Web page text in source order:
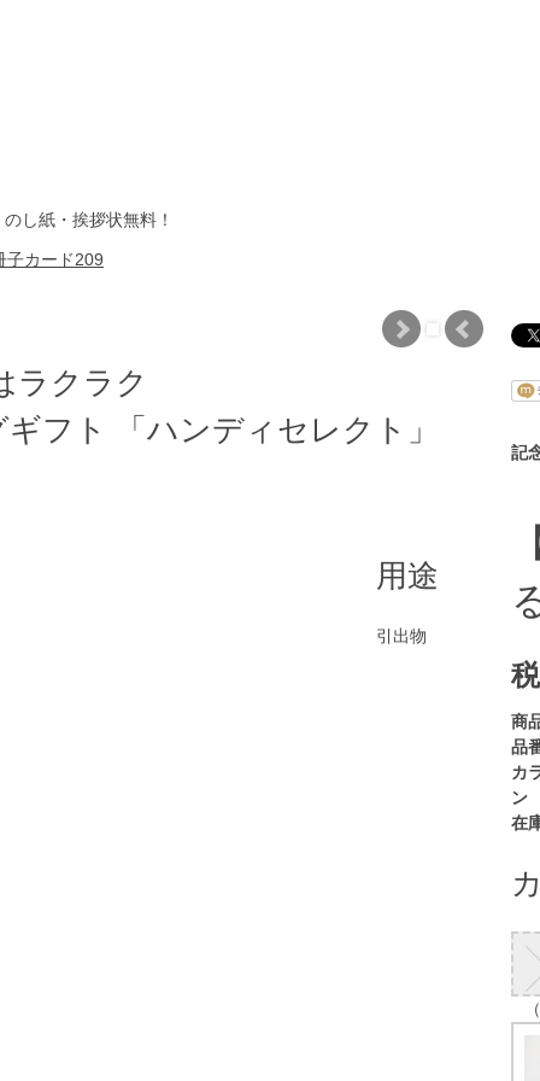
し紙・挨拶状無料！
子カード209
ラクラク
フト 「ハンディセレクト」
用途
引出物
記
商
品
カ
ン
在